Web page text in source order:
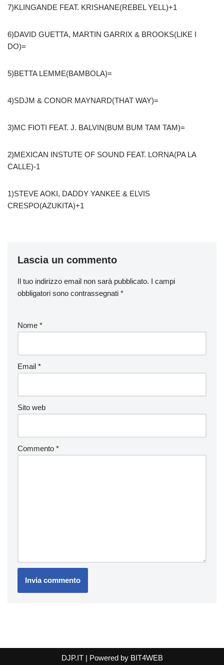
7)KLINGANDE FEAT. KRISHANE(REBEL YELL)+1
6)DAVID GUETTA, MARTIN GARRIX & BROOKS(LIKE I
DO)=
5)BETTA LEMME(BAMBOLA)=
4)SDJM & CONOR MAYNARD(THAT WAY)=
3)MC FIOTI FEAT. J. BALVIN(BUM BUM TAM TAM)=
2)MEXICAN INSTUTE OF SOUND FEAT. LORNA(PA LA
CALLE)-1
1)STEVE AOKI, DADDY YANKEE & ELVIS
CRESPO(AZUKITA)+1
Lascia un commento
Il tuo indirizzo email non sarà pubblicato. I campi
obbligatori sono contrassegnati *
Nome *
Email *
Sito web
Commento *
DJP.IT| Powered by BIT4WEB